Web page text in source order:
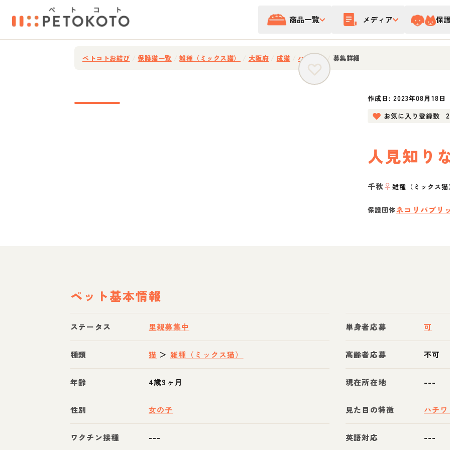
商品一覧 メディア 保
ペトコトお結び 保護猫一覧 雑種（ミックス猫） 大阪府 成猫 ハチワレ / 募集詳細
作成日:2023年08月18日
お気に入り登録数
人見知り
千秋♀ 雑種（ミックス
保護団体ネコリパブリ
ペット基本情報
ステータス 里親募集中
種類 猫 ＞ 雑種（ミックス猫）
年齢 4歳9ヶ月
性別 女の子
ワクチン接種 ---
単身者応募 可
高齢者応募 不可
現在所在地 ---
見た目の特徴 ハチ
英語対応 ---